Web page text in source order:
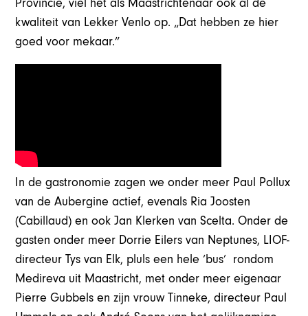
Provincie, viel het als Maastrichtenaar ook al de
kwaliteit van Lekker Venlo op. „Dat hebben ze hier
goed voor mekaar.”
In de gastronomie zagen we onder meer Paul Pollux
van de Aubergine actief, evenals Ria Joosten
(Cabillaud) en ook Jan Klerken van Scelta. Onder de
gasten onder meer Dorrie Eilers van Neptunes, LIOF-
directeur Tys van Elk, pluls een hele ‘bus’ rondom
Medireva uit Maastricht, met onder meer eigenaar
Pierre Gubbels en zijn vrouw Tinneke, directeur Paul